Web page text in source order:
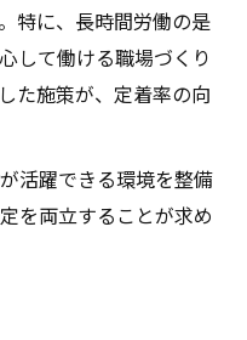
特に、長時間労働の是
して働ける職場づくり
た施策が、定着率の向
活躍できる環境を整備
を両立することが求め